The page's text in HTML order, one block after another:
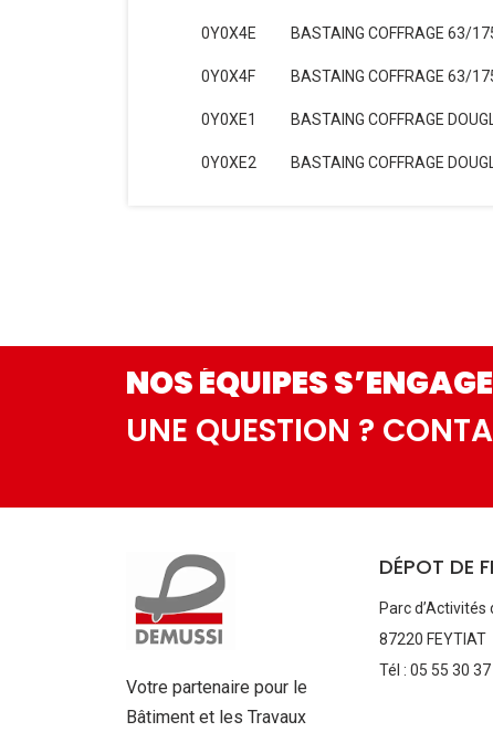
0Y0X4E BASTAING COFFRAGE 63/
0Y0X4F BASTAING COFFRAGE 63/
0Y0XE1 BASTAING COFFRAGE
0Y0XE2 BASTAING COFFRAGE
NOS ÉQUIPES
UNE QUESTION ?
Votre partenaire pour le
Bâtiment et les Travaux
DÉPOT DE
Parc
87220 FEYTIAT
Tél : 05 55 30